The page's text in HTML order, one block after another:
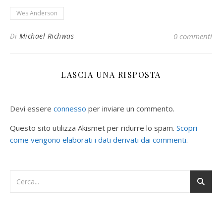
Wes Anderson
Di Michael Richwas 0 commenti
LASCIA UNA RISPOSTA
Devi essere connesso per inviare un commento.
Questo sito utilizza Akismet per ridurre lo spam. Scopri
come vengono elaborati i dati derivati dai commenti.